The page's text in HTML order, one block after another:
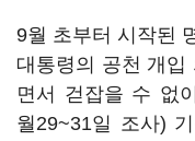
9월 초부터 시작된
대통령의 공천 개입
면서 걷잡을 수 없
월29~31일 조사)